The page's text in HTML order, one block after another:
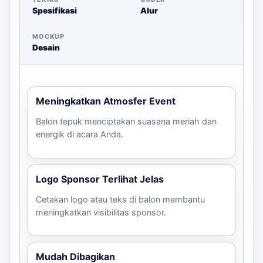
Spesifikasi Alur
MOCKUP
Desain
Meningkatkan Atmosfer Event
Balon tepuk menciptakan suasana meriah dan
energik di acara Anda.
Logo Sponsor Terlihat Jelas
Cetakan logo atau teks di balon membantu
meningkatkan visibilitas sponsor.
Mudah Dibagikan